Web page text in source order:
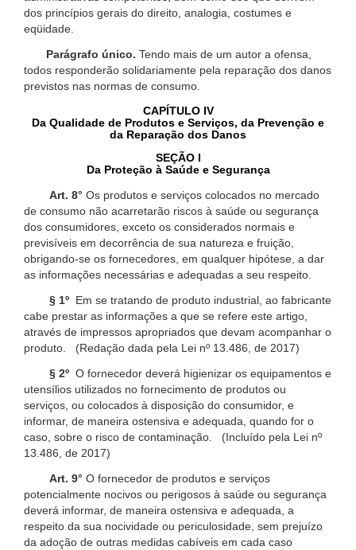
dos princípios gerais do direito, analogia, costumes e
eqüidade.
Parágrafo único. Tendo mais de um autor a ofensa,
todos responderão solidariamente pela reparação dos danos
previstos nas normas de consumo.
CAPÍTULO IV
Da Qualidade de Produtos e Serviços, da Prevenção e
da Reparação dos Danos
SEÇÃO I
Da Proteção à Saúde e Segurança
Art. 8° Os produtos e serviços colocados no mercado
de consumo não acarretarão riscos à saúde ou segurança
dos consumidores, exceto os considerados normais e
previsíveis em decorrência de sua natureza e fruição,
obrigando-se os fornecedores, em qualquer hipótese, a dar
as informações necessárias e adequadas a seu respeito.
§ 1º Em se tratando de produto industrial, ao fabricante
cabe prestar as informações a que se refere este artigo,
através de impressos apropriados que devam acompanhar o
produto. (Redação dada pela Lei nº 13.486, de 2017)
§ 2º O fornecedor deverá higienizar os equipamentos e
utensílios utilizados no fornecimento de produtos ou
serviços, ou colocados à disposição do consumidor, e
informar, de maneira ostensiva e adequada, quando for o
caso, sobre o risco de contaminação. (Incluído pela Lei nº
13.486, de 2017)
Art. 9° O fornecedor de produtos e serviços
potencialmente nocivos ou perigosos à saúde ou segurança
deverá informar, de maneira ostensiva e adequada, a
respeito da sua nocividade ou periculosidade, sem prejuízo
da adoção de outras medidas cabíveis em cada caso